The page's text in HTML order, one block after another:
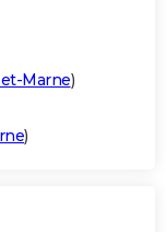
Marne)
)